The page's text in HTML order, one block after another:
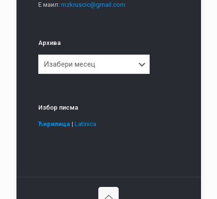
Е маил: mzkruscic@gmail.com
Архива
Избор писма
Ћирилица | Latinica